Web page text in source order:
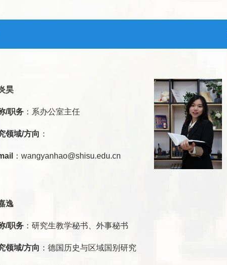
昊
/职务 ：系办公室主任
领域/方向 ：
：wangyanhao@shisu.edu.cn
逸
/职务 ：研究生教学秘书、外事秘书
领域/方向 ：德国历史与区域国别研究